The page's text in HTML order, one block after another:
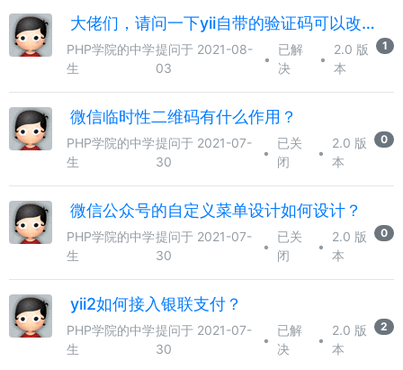
大佬们，请问一下yii自带的验证码可以改为纯数字吗？
PHP学院的中学
生
提问于 2021-08-
03
•
已解
决
•
2.0 版
本
1
微信临时性二维码有什么作用？
PHP学院的中学
生
提问于 2021-07-
30
•
已关
闭
•
2.0 版
本
0
微信公众号的自定义菜单设计如何设计？
PHP学院的中学
生
提问于 2021-07-
30
•
已关
闭
•
2.0 版
本
0
yii2如何接入银联支付？
PHP学院的中学
生
提问于 2021-07-
30
•
已解
决
•
2.0 版
本
2